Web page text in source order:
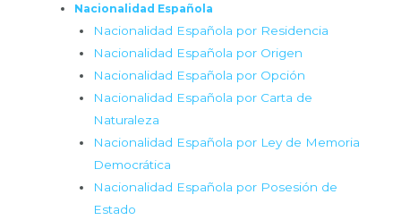
Nacionalidad Española
Nacionalidad Española por Residencia
Nacionalidad Española por Origen
Nacionalidad Española por Opción
Nacionalidad Española por Carta de
Naturaleza
Nacionalidad Española por Ley de Memoria
Democrática
Nacionalidad Española por Posesión de
Estado